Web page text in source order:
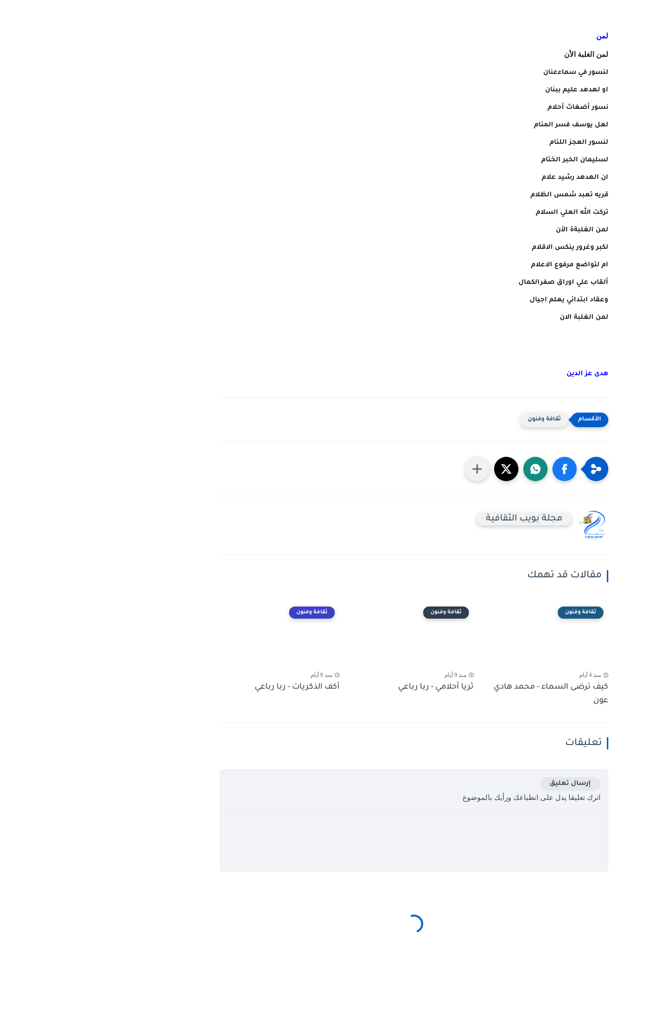
لمن
لمن الغلبة الأن
لنسور في سماءعنان
او لهدهد عليم ببنان
نسور أضغاث أحلام
لعل يوسف فسر المنام
لنسور العجز اللئام
لسليمان الخبر الختام
ان الهدهد رشيد علام
قريه تعبد شمس الظلام
تركت الله العلي السلام
لمن الغلبةة الأن
لكبر وغرور ينكس الاقلام
ام لتواضع مرفوع الاعلام
ألقاب علي اوراق صفرالكمال
وعقاد ابتدائي يعلم اجيال
لمن الغلبة الان
هدى عز الدين
ثقافة وفنون
مجلة بويب الثقافية
مقالات قد تهمك
ثقافة وفنون
منذ 4 أيام
كيف ترضى السماء - محمد هادي
عون
ثقافة وفنون
منذ 9 أيام
ثريا أحلامي - ربا رباعي
ثقافة وفنون
منذ 9 أيام
أكف الذكريات - ربا رباعي
تعليقات
إرسال تعليق
اترك تعليقا يدل على انطباعك ورأيك بالموضوع